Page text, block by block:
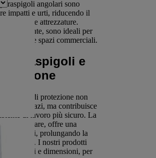
angolari sono
impatti e urti, riducendo il
mobili e attrezzature.
resistente, sono ideali per
e spazi commerciali.
Paraspigoli e
e guaine di protezione non
degli spazi, ma contribuisce
di lavoro più sicuro. La
in particolare, offre una
e abrasioni, prolungando la
strutture. I nostri prodotti
materiali e dimensioni, per